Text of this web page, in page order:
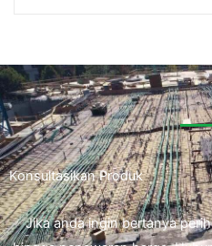
Konsultasikan Produk
Jika anda ingin bertanya